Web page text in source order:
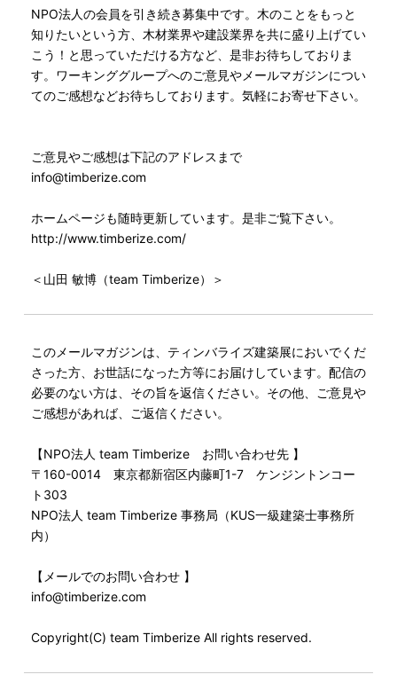
NPO法人の会員を引き続き募集中です。木のことをもっと
知りたいという方、木材業界や建設業界を共に盛り上げてい
こう！と思っていただける方など、是非お待ちしておりま
す。ワーキンググループへのご意見やメールマガジンについ
てのご感想などお待ちしております。気軽にお寄せ下さい。
ご意見やご感想は下記のアドレスまで
info@timberize.com
ホームページも随時更新しています。是非ご覧下さい。
http://www.timberize.com/
＜山田 敏博（team Timberize）＞
このメールマガジンは、ティンバライズ建築展においでくだ
さった方、お世話になった方等にお届けしています。配信の
必要のない方は、その旨を返信ください。その他、ご意見や
ご感想があれば、ご返信ください。
【NPO法人 team Timberize お問い合わせ先 】
〒160-0014 東京都新宿区内藤町1-7 ケンジントンコー
ト303
NPO法人 team Timberize 事務局（KUS一級建築士事務所
内）
【メールでのお問い合わせ 】
info@timberize.com
Copyright(C) team Timberize All rights reserved.